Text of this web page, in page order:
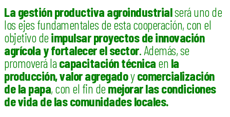
La gestión productiva agroindustrialserá uno de
los ejes fundamentales de esta cooperación, con el
objetivo deimpulsar proyectos de innovación
agrícolay fortalecer el sector. Además, se
promoverá lacapacitación técnicaen la
producción, valor agregadoycomercialización
de la papa, con el fin demejorar las condiciones
de vida de las comunidades locales.